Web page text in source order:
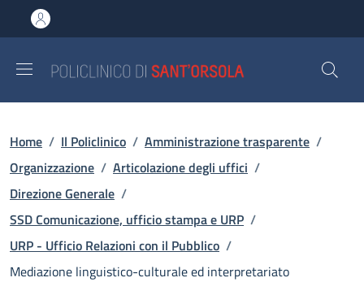
al contenuto principale
to footer content
Briciole di pane
Home / Il Policlinico / Amministrazione trasparente /
Organizzazione / Articolazione degli uffici /
Direzione Generale /
SSD Comunicazione, ufficio stampa e URP /
URP - Ufficio Relazioni con il Pubblico /
Mediazione linguistico-culturale ed interpretariato